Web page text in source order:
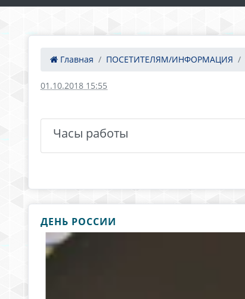
Главная ПОСЕТИТЕЛЯМ/ИНФОРМАЦИЯ
01.10.2018 15:55
Часы работы
ДЕНЬ РОССИИ